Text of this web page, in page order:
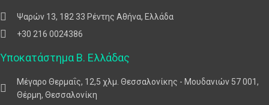
Ψαρών 13, 182 33 Ρέντης Αθήνα, Ελλάδα
+30 216 0024386
Υποκατάστημα Β. Ελλάδας
Μέγαρο Θερμαΐς, 12,5 χλμ. Θεσσαλονίκης - Μουδανιών 57 001,
Θέρμη, Θεσσαλονίκη